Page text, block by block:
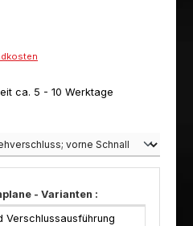
ca. 5 - 10 Werktage
- Varianten :
Verschlussausführung